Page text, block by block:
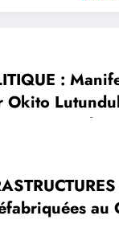
:
Okito
au